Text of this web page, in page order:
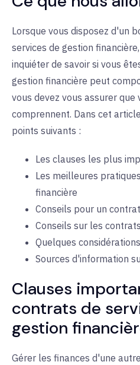
Lorsque vous disposez d'un
services de gestion
inquiéter de savoir si vous
gestion financière peut
vous devez vous assurer que
comprennent. Dans cet
points suivants :
Les clauses les plus
Les meilleures
financière
Conseils pour un
Conseils sur les
Quelques
Sources d'information
Clauses
contrats de
gestion
Gérer les finances d'une